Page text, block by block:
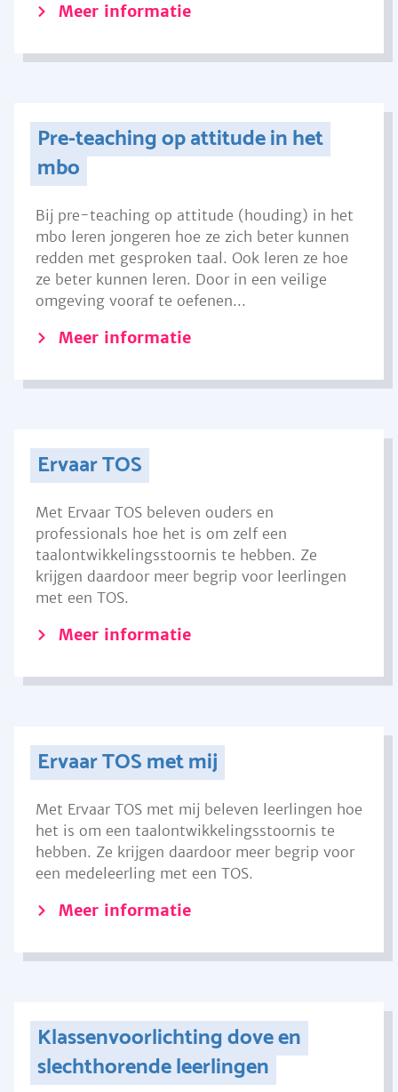
Meer informatie
Pre-teaching op attitude in het
mbo
Bij pre-teaching op attitude (houding) in het
mbo leren jongeren hoe ze zich beter kunnen
redden met gesproken taal. Ook leren ze hoe
ze beter kunnen leren. Door in een veilige
omgeving vooraf te oefenen...
Meer informatie
Ervaar TOS
Met Ervaar TOS beleven ouders en
professionals hoe het is om zelf een
taalontwikkelingsstoornis te hebben. Ze
krijgen daardoor meer begrip voor leerlingen
met een TOS.
Meer informatie
Ervaar TOS met mij
Met Ervaar TOS met mij beleven leerlingen hoe
het is om een taalontwikkelingsstoornis te
hebben. Ze krijgen daardoor meer begrip voor
een medeleerling met een TOS.
Meer informatie
Klassenvoorlichting dove en
slechthorende leerlingen